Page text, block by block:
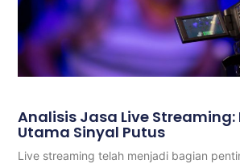
Analisis Jasa Live Streaming:
Utama Sinyal Putus
Live streaming telah menjadi bagian